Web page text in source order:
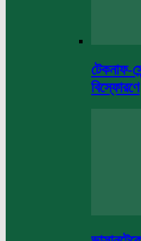
টেকনাফ-
বিস্ফোরণে